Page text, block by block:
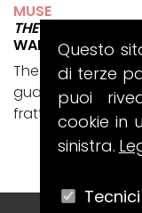
MUSE
THE WOW! SIGNAL
WARNER
The Wow! Signal
guardare il
frattura intima e
Questo
di terze
puoi
cookie in
sinistra.
Tecnici